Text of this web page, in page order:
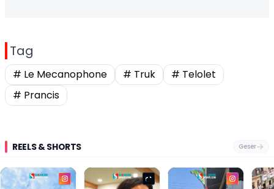
Tag
# Le Mecanophone # Truk
# Telolet
# Prancis
REELS & SHORTS Geser